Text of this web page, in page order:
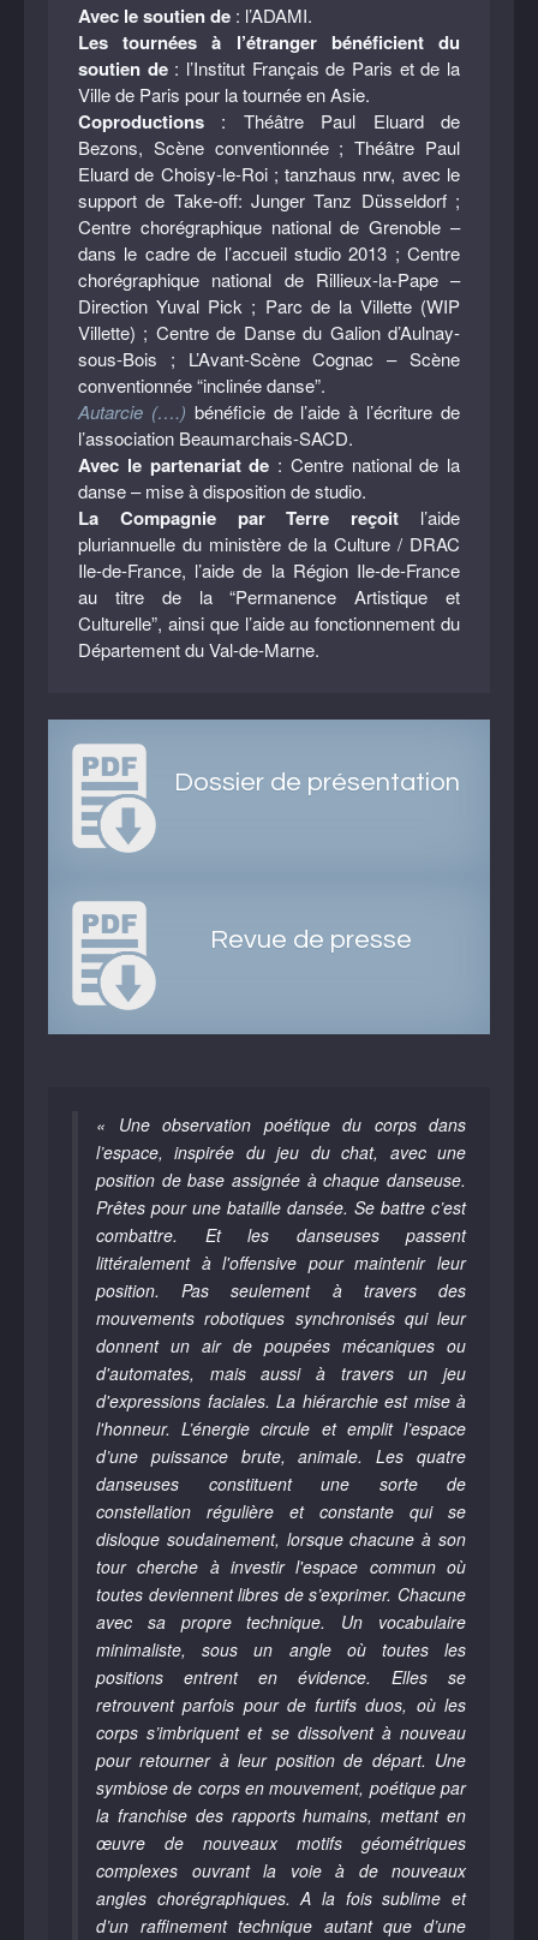
Avec le soutien de : l’ADAMI.
Les tournées à l’étranger bénéficient du
soutien de : l’Institut Français de Paris et de la
Ville de Paris pour la tournée en Asie.
Coproductions : Théâtre Paul Eluard de
Bezons, Scène conventionnée ; Théâtre Paul
Eluard de Choisy-le-Roi ; tanzhaus nrw, avec le
support de Take-off: Junger Tanz Düsseldorf ;
Centre chorégraphique national de Grenoble –
dans le cadre de l’accueil studio 2013 ; Centre
chorégraphique national de Rillieux-la-Pape –
Direction Yuval Pick ; Parc de la Villette (WIP
Villette) ; Centre de Danse du Galion d’Aulnay-
sous-Bois ; L’Avant-Scène Cognac – Scène
conventionnée “inclinée danse”.
Autarcie (….) bénéficie de l’aide à l’écriture de
l’association Beaumarchais-SACD.
Avec le partenariat de : Centre national de la
danse – mise à disposition de studio.
La Compagnie par Terre reçoit l’aide
pluriannuelle du ministère de la Culture / DRAC
Ile-de-France, l’aide de la Région Ile-de-France
au titre de la “Permanence Artistique et
Culturelle”, ainsi que l’aide au fonctionnement du
Département du Val-de-Marne.
Dossier de présentation
Revue de presse
« Une observation poétique du corps dans
l’espace, inspirée du jeu du chat, avec une
position de base assignée à chaque danseuse.
Prêtes pour une bataille dansée. Se battre c’est
combattre. Et les danseuses passent
littéralement à l'offensive pour maintenir leur
position. Pas seulement à travers des
mouvements robotiques synchronisés qui leur
donnent un air de poupées mécaniques ou
d'automates, mais aussi à travers un jeu
d'expressions faciales. La hiérarchie est mise à
l'honneur. L’énergie circule et emplit l’espace
d’une puissance brute, animale. Les quatre
danseuses constituent une sorte de
constellation régulière et constante qui se
disloque soudainement, lorsque chacune à son
tour cherche à investir l'espace commun où
toutes deviennent libres de s’exprimer. Chacune
avec sa propre technique. Un vocabulaire
minimaliste, sous un angle où toutes les
positions entrent en évidence. Elles se
retrouvent parfois pour de furtifs duos, où les
corps s’imbriquent et se dissolvent à nouveau
pour retourner à leur position de départ. Une
symbiose de corps en mouvement, poétique par
la franchise des rapports humains, mettant en
œuvre de nouveaux motifs géométriques
complexes ouvrant la voie à de nouveaux
angles chorégraphiques. A la fois sublime et
d’un raffinement technique autant que d’une